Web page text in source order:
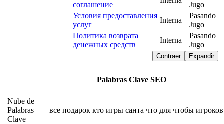
соглашение
Jugo
Условия предоставления
услуг
Interna
Pasando
Jugo
Политика возврата
денежных средств
Interna
Pasando
Jugo
Expandir
Contraer
Palabras Clave SEO
Nube de
Palabras
Clave
все подарок кто игры санта что для чтобы игроков